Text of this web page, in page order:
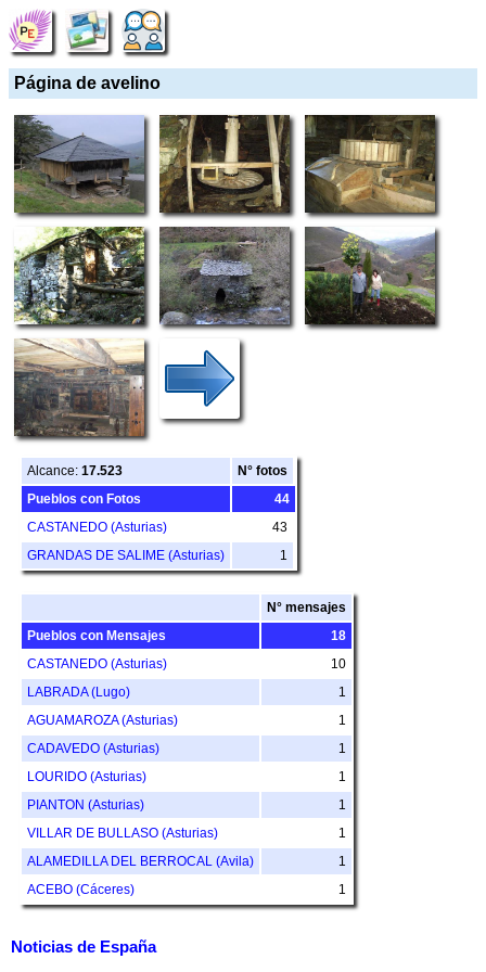
Página de avelino
Alcance: 17.523
N° fotos
Pueblos con Fotos
44
CASTANEDO (Asturias)
43
GRANDAS DE SALIME (Asturias)
1
N° mensajes
Pueblos con Mensajes
18
CASTANEDO (Asturias)
10
LABRADA (Lugo)
1
AGUAMAROZA (Asturias)
1
CADAVEDO (Asturias)
1
LOURIDO (Asturias)
1
PIANTON (Asturias)
1
VILLAR DE BULLASO (Asturias)
1
ALAMEDILLA DEL BERROCAL (Avila)
1
ACEBO (Cáceres)
1
Noticias de España